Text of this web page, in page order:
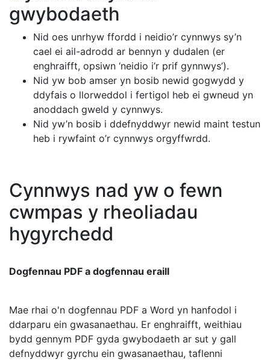
gwybodaeth
Nid oes unrhyw ffordd i neidio’r cynnwys sy’n
cael ei ail-adrodd ar bennyn y dudalen (er
enghraifft, opsiwn ‘neidio i’r prif gynnwys’).
Nid yw bob amser yn bosib newid gogwydd y
ddyfais o llorweddol i fertigol heb ei gwneud yn
anoddach gweld y cynnwys.
Nid yw’n bosib i ddefnyddwyr newid maint testun
heb i rywfaint o’r cynnwys orgyffwrdd.
Cynnwys nad yw o fewn
cwmpas y rheoliadau
hygyrchedd
Dogfennau PDF a dogfennau eraill
Mae rhai o'n dogfennau PDF a Word yn hanfodol i
ddarparu ein gwasanaethau. Er enghraifft, weithiau
bydd gennym PDF gyda gwybodaeth ar sut y gall
defnyddwyr gyrchu ein gwasanaethau, taflenni